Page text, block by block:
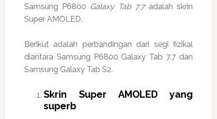
Samsung P6800 Galaxy Tab 7.7 adalah skrin
Super AMOLED.
Berikut adalah perbandingan dari segi fizikal
diantara Samsung P6800 Galaxy Tab 7.7 dan
Samsung Galaxy Tab S2.
Skrin Super AMOLED yang
superb